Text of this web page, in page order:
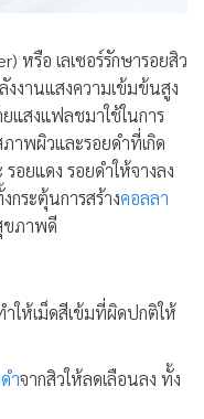
หรือ เลเซอร์รักษารอยสิว
งานแสงความเข้มข้นสูง
สงแฟลชมาใช้ในการ
พผิวและรอยดำที่เกิด
อยแดง รอยดำให้จางลง
ระตุ้นการสร้างคอลลา
ขภาพดี
ำให้เม็ดสีเข้มที่ผิดปกติให้
ำจากสิวให้ลดเลือนลง ทั้ง